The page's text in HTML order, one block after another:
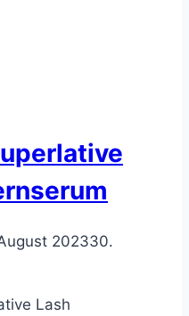
202330.
Lash